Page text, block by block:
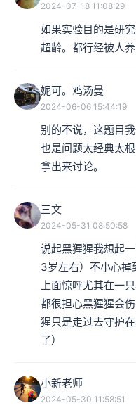
2024-07-18 11:08:29
如果实验目的是研
超龄。都行经被人养
妮可。鸡汤曼
2024-06-06 15:44:19
别的不说，这题目
也是问题太经典太
拿出来讨论。
三文
2024-05-31 08:50:58
说起黑猩猩我想起
3岁左右）不小心掉
上面惊呼尤其在一
都很担心黑猩猩会
猩只是走过去守护
了）
小新老师
2024-05-30 11:58:51